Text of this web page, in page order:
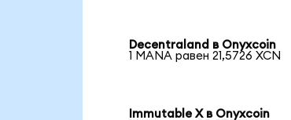
Decentraland в Onyxcoin
1 MANA равен 21,5726 XCN
Immutable X в Onyxcoin